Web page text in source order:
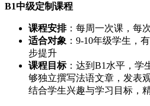
B1中级定制课程
课程安排：每周一次课，每
适合对象 ：9-10年级学生，
步提升
课程目标：达到B1水平，学
够独立撰写法语文章，发表
结合学生兴趣与学习目标，